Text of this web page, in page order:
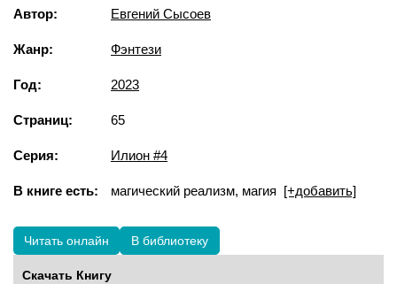
Автор: Евгений Сысоев
Жанр: Фэнтези
Год: 2023
Страниц: 65
Серия: Илион #4
В книге есть: магический реализм, магия [+добавить]
Читать онлайн В библиотеку
Скачать Книгу